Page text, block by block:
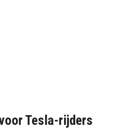
Tesla-rijders